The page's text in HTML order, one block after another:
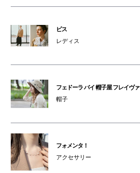
ビス
レディス
フェドーラ バイ 帽子屋 フレイヴァ
帽子
フォメンタ！
アクセサリー